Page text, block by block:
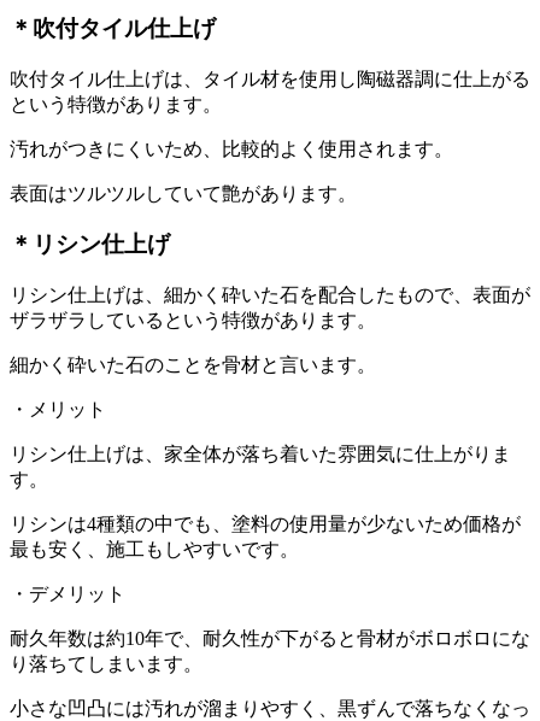
＊吹付タイル仕上げ
吹付タイル仕上げは、タイル材を使用し陶磁器調に仕上がる
という特徴があります。
汚れがつきにくいため、比較的よく使用されます。
表面はツルツルしていて艶があります。
＊リシン仕上げ
リシン仕上げは、細かく砕いた石を配合したもので、表面が
ザラザラしているという特徴があります。
細かく砕いた石のことを骨材と言います。
・メリット
リシン仕上げは、家全体が落ち着いた雰囲気に仕上がりま
す。
リシンは4種類の中でも、塗料の使用量が少ないため価格が
最も安く、施工もしやすいです。
・デメリット
耐久年数は約10年で、耐久性が下がると骨材がボロボロにな
り落ちてしまいます。
小さな凹凸には汚れが溜まりやすく、黒ずんで落ちなくなっ